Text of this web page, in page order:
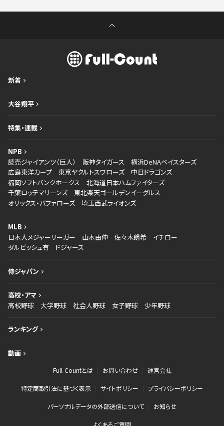
新着
大谷翔平
特集・連載
NPB
読売ジャイアンツ（巨人）
阪神タイガース
横浜DeNAベイスターズ
広島東洋カープ
東京ヤクルトスワローズ
中日ドラゴンズ
福岡ソフトバンクホークス
北海道日本ハムファイターズ
千葉ロッテマリーンズ
東北楽天ゴールデンイーグルス
オリックス・バファローズ
埼玉西武ライオンズ
MLB
日本人メジャーリーガー
山本由伸 佐々木朗希
イチロー
ダルビッシュ有
ドジャース
侍ジャパン
高校・アマ
高校野球
大学野球 社会人野球 女子野球 少年野球
ランキング
動画
Full-Countとは お問い合わせ 運営会社
特定商取引法に基づく表示 サイトポリシー プライバシーポリシー
パーソナルデータの外部送信について お知らせ
よくあるご質問